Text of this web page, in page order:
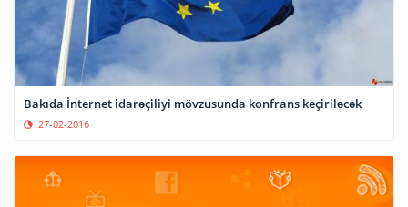
Bakıda İnternet idarəçiliyi mövzusunda konfrans keçiriləcək
27-02-2016